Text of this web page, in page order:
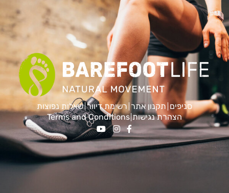
סניפים תקנון אתר רשימת דיוור שאלות נפוצות
הצהרת נגישות Terms and Conditions